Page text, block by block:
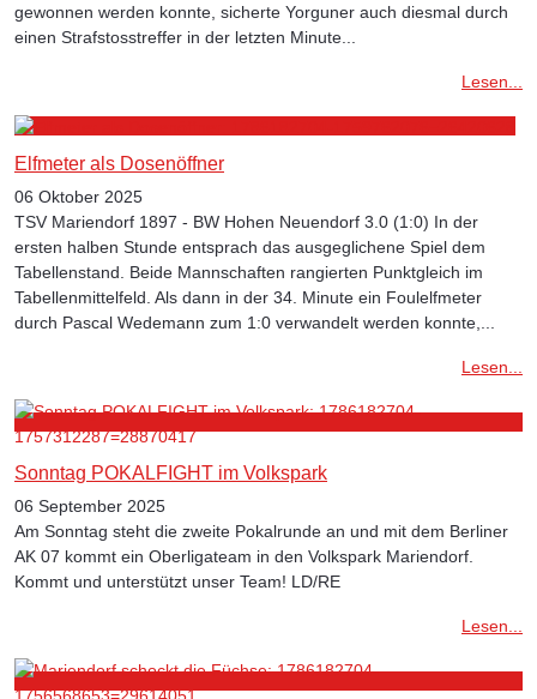
gewonnen werden konnte, sicherte Yorguner auch diesmal durch
einen Strafstosstreffer in der letzten Minute...
Lesen...
Elfmeter als Dosenöffner
06 Oktober 2025
TSV Mariendorf 1897 - BW Hohen Neuendorf 3.0 (1:0) In der
ersten halben Stunde entsprach das ausgeglichene Spiel dem
Tabellenstand. Beide Mannschaften rangierten Punktgleich im
Tabellenmittelfeld. Als dann in der 34. Minute ein Foulelfmeter
durch Pascal Wedemann zum 1:0 verwandelt werden konnte,...
Lesen...
Sonntag POKALFIGHT im Volkspark
06 September 2025
Am Sonntag steht die zweite Pokalrunde an und mit dem Berliner
AK 07 kommt ein Oberligateam in den Volkspark Mariendorf.
Kommt und unterstützt unser Team! LD/RE
Lesen...